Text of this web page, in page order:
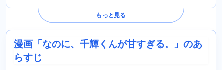
もっと見る
漫画「なのに、千輝くんが甘すぎる。」のあ
らすじ